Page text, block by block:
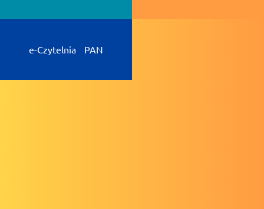
e-Czytelnia PAN